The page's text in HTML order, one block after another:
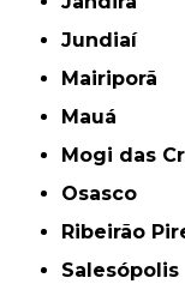
Jundiaí
Mairiporã
Mauá
Mogi das
Osasco
Ribeirão
Salesópolis